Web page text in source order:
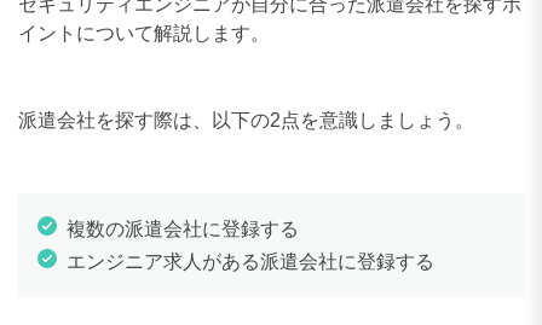
セキュリティエンジニアが自分に合った派遣会社を探すポ
イントについて解説します。
派遣会社を探す際は、以下の2点を意識しましょう。
複数の派遣会社に登録する
エンジニア求人がある派遣会社に登録する